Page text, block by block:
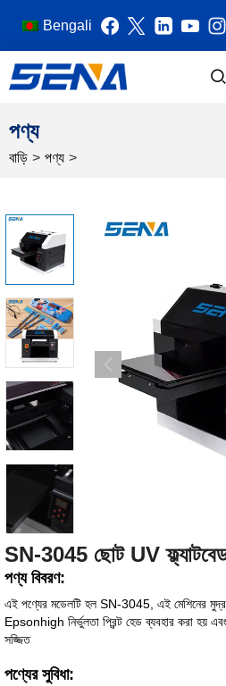
Bengali
পণ্য
বাড়ি > পণ্য >
SN-3045 ছোট UV ফ্ল্যাটবেড
পণ্য বিবরণ:
এই পণ্যের মডেলটি হল SN-3045, এই মেশিনের
Epsonhigh নির্ভুলতা প্রিন্ট হেড ব্যবহার করা হয়
সজ্জিত
পণ্যের সুবিধা: